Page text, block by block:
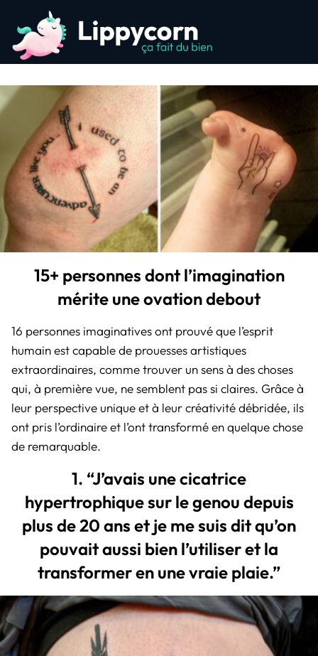
15+ personnes dont l’imagination
mérite une ovation debout
16 personnes imaginatives ont prouvé que l’esprit
humain est capable de prouesses artistiques
extraordinaires, comme trouver un sens à des choses
qui, à première vue, ne semblent pas si claires. Grâce à
leur perspective unique et à leur créativité débridée, ils
ont pris l’ordinaire et l’ont transformé en quelque chose
de remarquable.
1. “J’avais une cicatrice
hypertrophique sur le genou depuis
plus de 20 ans et je me suis dit qu’on
pouvait aussi bien l’utiliser et la
transformer en une vraie plaie.”